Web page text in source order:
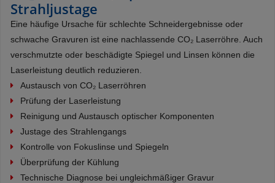
Strahljustage
Eine häufige Ursache für schlechte Schneidergebnisse oder
schwache Gravuren ist eine nachlassende CO₂ Laserröhre. Auch
verschmutzte oder beschädigte Spiegel und Linsen können die
Laserleistung deutlich reduzieren.
Austausch von CO₂ Laserröhren
Prüfung der Laserleistung
Reinigung und Austausch optischer Komponenten
Justage des Strahlengangs
Kontrolle von Fokuslinse und Spiegeln
Überprüfung der Kühlung
Technische Diagnose bei ungleichmäßiger Gravur